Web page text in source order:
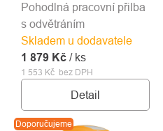
Skladem u dodavatele
1 553 Kč bez DPH
1 879 Kč / ks
Detail
Pohodlná pracovní přilba
s odvětráním
Doporučujeme